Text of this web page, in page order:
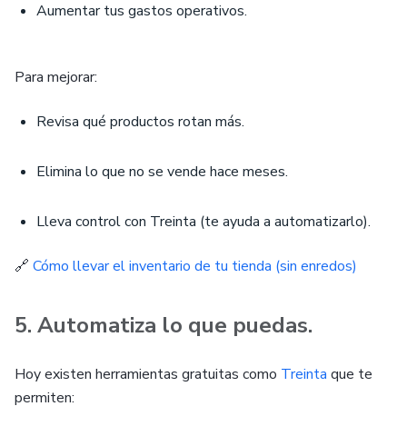
Aumentar tus gastos operativos.
Para mejorar:
Revisa qué productos rotan más.
Elimina lo que no se vende hace meses.
Lleva control con Treinta (te ayuda a automatizarlo).
🔗 Cómo llevar el inventario de tu tienda (sin enredos)
5. Automatiza lo que puedas.
Hoy existen herramientas gratuitas como Treinta que te
permiten: